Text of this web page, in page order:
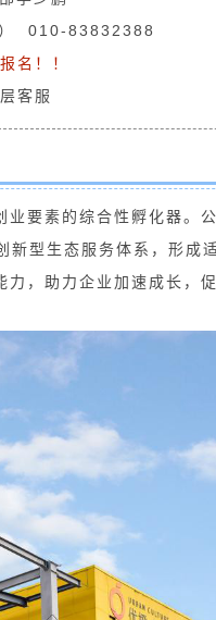
010-83832388
名！！
客服
要素的综合性孵化器。
新型生态服务体系，形成
，助力企业加速成长，